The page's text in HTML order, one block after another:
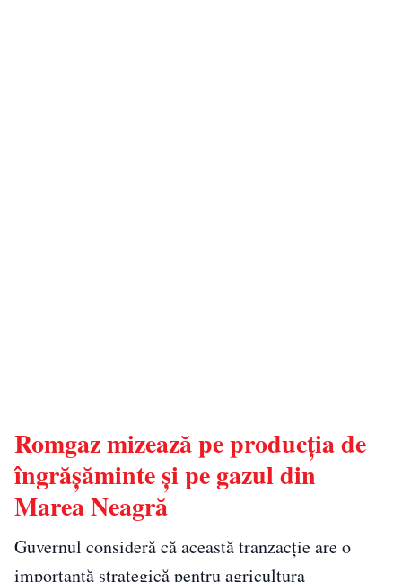
Romgaz mizează pe producția de
îngrășăminte și pe gazul din
Marea Neagră
Guvernul consideră că această tranzacție are o
importanță strategică pentru agricultura